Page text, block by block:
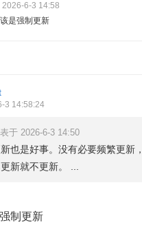
2026-6-3 14:58
是强制更新
3 14:58:24
于 2026-6-3 14:50
也是好事。没有必要频繁更新
新就不更新。 ...
制更新